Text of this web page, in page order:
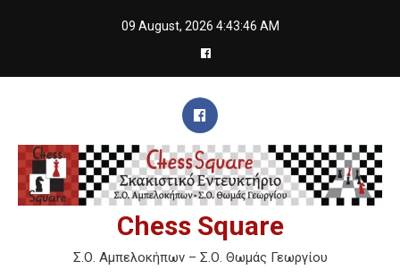
09 August, 2026 4:43:47 AM
Chess Square
Σ.Ο. Αμπελοκήπων – Σ.Ο. Θωμάς Γεωργίου